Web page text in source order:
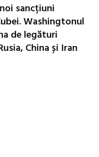
sancțiuni
Washingtonul
de legături
China și Iran